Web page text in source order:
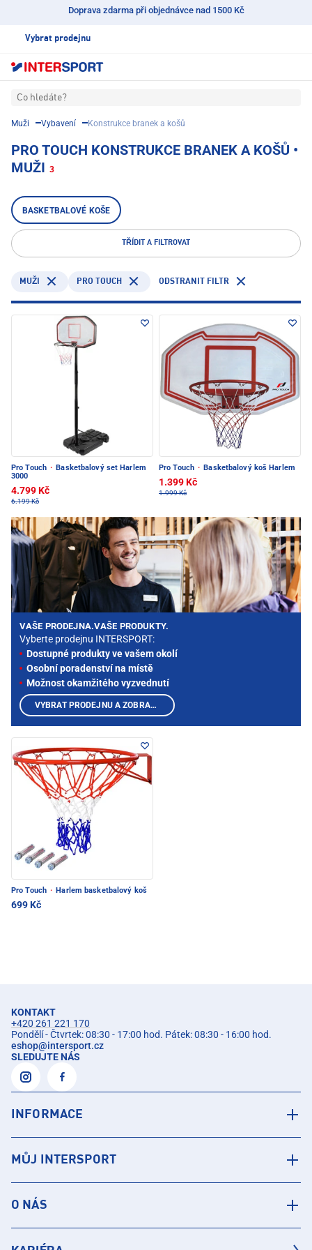
Doprava zdarma při objednávce nad 1500 Kč
Vybrat prodejnu
Co hledáte?
Muži Vybavení Konstrukce branek a košů
PRO TOUCH KONSTRUKCE BRANEK A KOŠŮ •
MUŽI 3
BASKETBALOVÉ KOŠE
TŘÍDIT A FILTROVAT
MUŽI PRO TOUCH ODSTRANIT FILTR
Pro Touch · Basketbalový set Harlem
3000
4.799 Kč
6.199 Kč
Pro Touch · Basketbalový koš Harlem
1.399 Kč
1.999 Kč
Pro Touch · Harlem basketbalový koš
699 Kč
VAŠE PRODEJNA.VAŠE PRODUKTY.
Vyberte prodejnu INTERSPORT:
Dostupné produkty ve vašem okolí
Osobní poradenství na místě
Možnost okamžitého vyzvednutí
VYBRAT PRODEJNU A ZOBRAZIT PRODUKTY
KONTAKT
+420 261 221 170
Pondělí - Čtvrtek: 08:30 - 17:00 hod. Pátek: 08:30 - 16:00 hod.
eshop@intersport.cz
SLEDUJTE NÁS
INFORMACE
MŮJ INTERSPORT
O NÁS